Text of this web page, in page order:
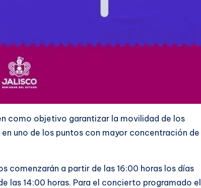
como objetivo garantizar la movilidad de los
uno de los puntos con mayor concentración de
comenzarán a partir de las 16:00 horas los días
las 14:00 horas. Para el concierto programado el